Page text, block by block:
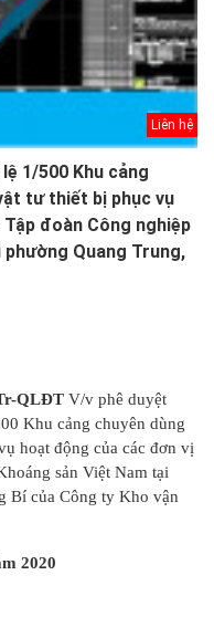
Liên hệ
1/500 Khu cảng
tư thiết bị phục vụ
đoàn Công nghiệp
Quang Trung,
QLĐT V/v phê duyệt
Khu cảng chuyên dùng
hoạt động của các đơn vị
sản Việt Nam tại
Bí của Công ty Kho vận
2020